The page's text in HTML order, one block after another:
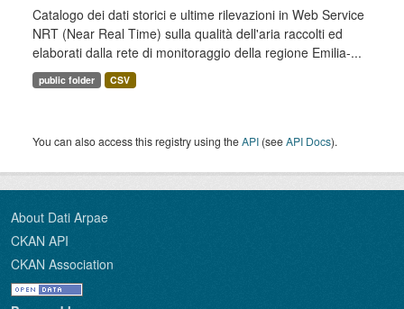
Catalogo dei dati storici e ultime rilevazioni in Web Service
NRT (Near Real Time) sulla qualità dell'aria raccolti ed
elaborati dalla rete di monitoraggio della regione Emilia-...
public folder CSV
You can also access this registry using theAPI (seeAPI Docs).
About Dati Arpae
CKAN API
CKAN Association